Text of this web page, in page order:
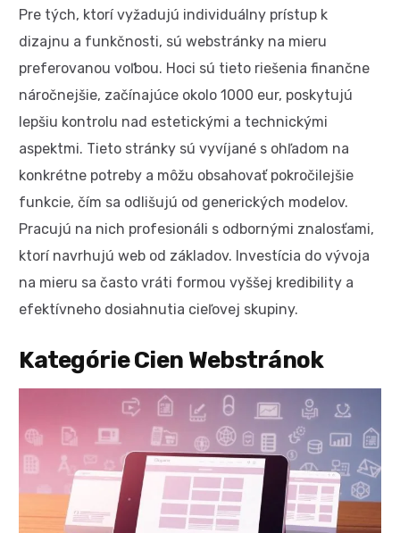
Pre tých, ktorí vyžadujú individuálny prístup k
dizajnu a funkčnosti, sú webstránky na mieru
preferovanou voľbou. Hoci sú tieto riešenia finančne
náročnejšie, začínajúce okolo 1000 eur, poskytujú
lepšiu kontrolu nad estetickými a technickými
aspektmi. Tieto stránky sú vyvíjané s ohľadom na
konkrétne potreby a môžu obsahovať pokročilejšie
funkcie, čím sa odlišujú od generických modelov.
Pracujú na nich profesionáli s odbornými znalosťami,
ktorí navrhujú web od základov. Investícia do vývoja
na mieru sa často vráti formou vyššej kredibility a
efektívneho dosiahnutia cieľovej skupiny.
Kategórie Cien Webstránok